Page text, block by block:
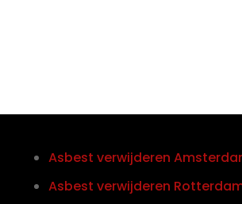
Asbest verwijderen
Asbest verwijderen